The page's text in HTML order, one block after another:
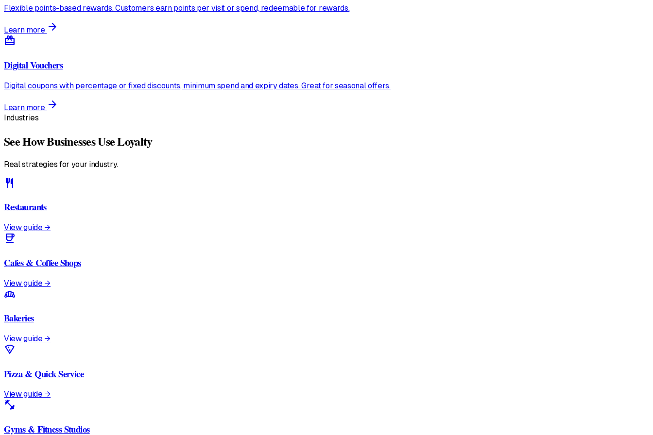
Flexible points-based rewards. Customers earn points per visit or spend, redeemable for rewards.
Learn more arrow_forward
redeem
Digital Vouchers
Digital coupons with percentage or fixed discounts, minimum spend and expiry dates. Great for seasonal offers.
Learn more arrow_forward
Industries
See How Businesses Use Loyalty
Real strategies for your industry.
restaurant
Restaurants
View guide →
coffee
Cafes & Coffee Shops
View guide →
bakery_dining
Bakeries
View guide →
local_pizza
Pizza & Quick Service
View guide →
fitness_center
Gyms & Fitness Studios